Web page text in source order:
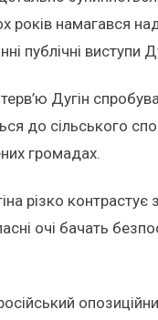
років намагався
публічні виступи
Дугін
до сільського
громадах.
різко
очі бачать